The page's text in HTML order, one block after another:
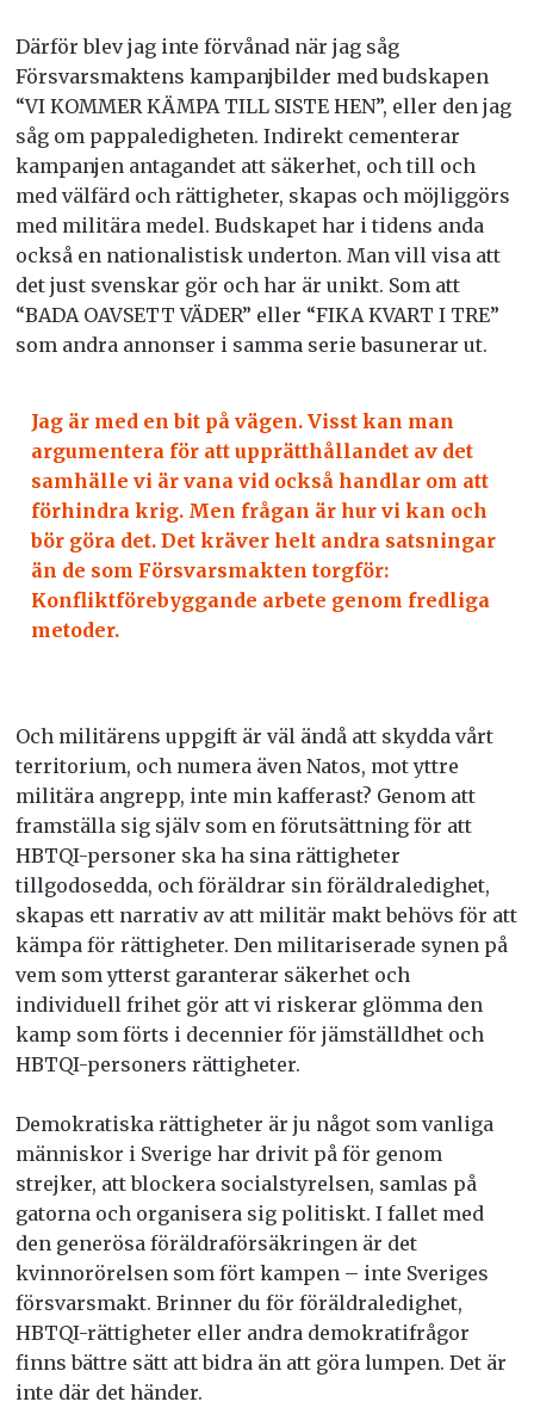
Därför blev jag inte förvånad när jag såg
Försvarsmaktens kampanjbilder med budskapen
“VI KOMMER KÄMPA TILL SISTE HEN”, eller den jag
såg om pappaledigheten. Indirekt cementerar
kampanjen antagandet att säkerhet, och till och
med välfärd och rättigheter, skapas och möjliggörs
med militära medel. Budskapet har i tidens anda
också en nationalistisk underton. Man vill visa att
det just svenskar gör och har är unikt. Som att
“BADA OAVSETT VÄDER” eller “FIKA KVART I TRE”
som andra annonser i samma serie basunerar ut.
Jag är med en bit på vägen. Visst kan man
argumentera för att upprätthållandet av det
samhälle vi är vana vid också handlar om att
förhindra krig. Men frågan är hur vi kan och
bör göra det. Det kräver helt andra satsningar
än de som Försvarsmakten torgför:
Konfliktförebyggande arbete genom fredliga
metoder.
Och militärens uppgift är väl ändå att skydda vårt
territorium, och numera även Natos, mot yttre
militära angrepp, inte min kafferast? Genom att
framställa sig själv som en förutsättning för att
HBTQI-personer ska ha sina rättigheter
tillgodosedda, och föräldrar sin föräldraledighet,
skapas ett narrativ av att militär makt behövs för att
kämpa för rättigheter. Den militariserade synen på
vem som ytterst garanterar säkerhet och
individuell frihet gör att vi riskerar glömma den
kamp som förts i decennier för jämställdhet och
HBTQI-personers rättigheter.
Demokratiska rättigheter är ju något som vanliga
människor i Sverige har drivit på för genom
strejker, att blockera socialstyrelsen, samlas på
gatorna och organisera sig politiskt. I fallet med
den generösa föräldraförsäkringen är det
kvinnorörelsen som fört kampen – inte Sveriges
försvarsmakt. Brinner du för föräldraledighet,
HBTQI-rättigheter eller andra demokratifrågor
finns bättre sätt att bidra än att göra lumpen. Det är
inte där det händer.